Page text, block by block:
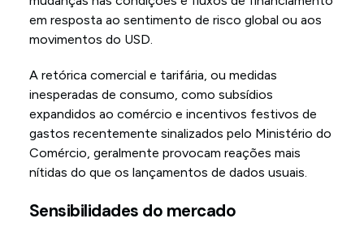
em resposta ao sentimento de risco global ou aos
movimentos do USD.
A retórica comercial e tarifária, ou medidas
inesperadas de consumo, como subsídios
expandidos ao comércio e incentivos festivos de
gastos recentemente sinalizados pelo Ministério do
Comércio, geralmente provocam reações mais
nítidas do que os lançamentos de dados usuais.
Sensibilidades do mercado